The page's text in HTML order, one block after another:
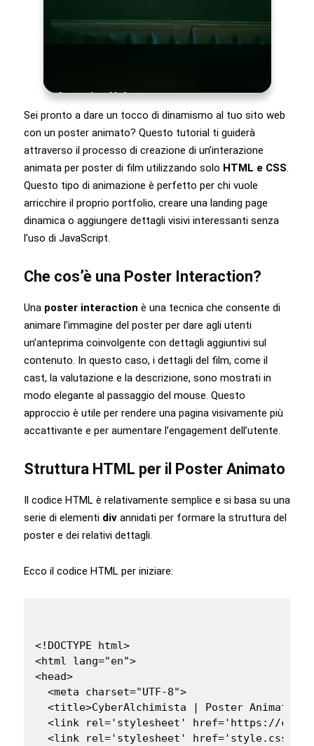
Location Unknown
2021 • PG • 1hr 38min
4.2/5
Italian Drama Indie
Marco, a disillusioned backpacker in his
Cast
Sei pronto a dare un tocco di dinamismo al tuo sito web
con un poster animato? Questo tutorial ti guiderà
attraverso il processo di creazione di un’interazione
animata per poster di film utilizzando solo HTML e CSS
Questo tipo di animazione è perfetto per chi vuole
arricchire il proprio portfolio, creare una landing page
dinamica o aggiungere dettagli visivi interessanti senza
l’uso di JavaScript.
Che cos’è una Poster Interaction?
Una poster interaction è una tecnica che consente di
animare l’immagine del poster per dare agli utenti
un’anteprima coinvolgente con dettagli aggiuntivi sul
contenuto. In questo caso, i dettagli del film, come il
cast, la valutazione e la descrizione, sono mostrati in
modo elegante al passaggio del mouse. Questo
approccio è utile per rendere una pagina visivamente più
accattivante e per aumentare l’engagement dell’utente.
Struttura HTML per il Poster Animato
Il codice HTML è relativamente semplice e si basa su una
serie di elementi div annidati per formare la struttura del
poster e dei relativi dettagli.
Ecco il codice HTML per iniziare:
<!DOCTYPE html>
<html lang="en">
<head>
  <meta charset="UTF-8">
<title>CyberAlchimista | Poster Animato
<link rel='stylesheet' href='https://
  <link rel='stylesheet' href='style.css'>